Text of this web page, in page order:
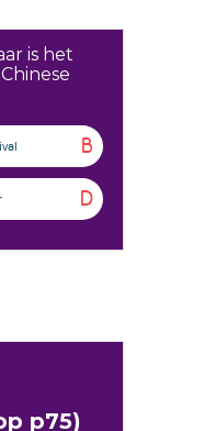
is het
B
D
p75)